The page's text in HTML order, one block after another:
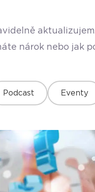
nárok nebo jak
Podcast Eventy